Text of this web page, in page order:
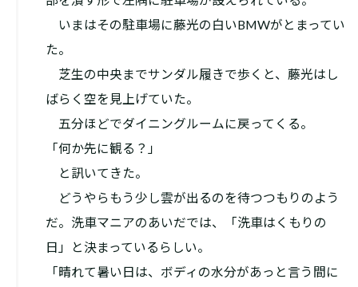
いまはその駐車場に藤光の白いBMWがとまってい
た。
芝生の中央までサンダル履きで歩くと、藤光はし
ばらく空を見上げていた。
五分ほどでダイニングルームに戻ってくる。
「何か先に観る？」
と訊いてきた。
どうやらもう少し雲が出るのを待つつもりのよう
だ。洗車マニアのあいだでは、「洗車はくもりの
日」と決まっているらしい。
「晴れて暑い日は、ボディの水分があっと言う間に